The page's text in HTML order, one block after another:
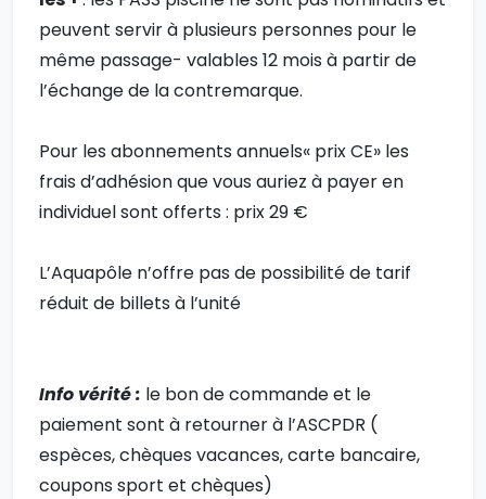
peuvent servir à plusieurs personnes pour le
même passage- valables 12 mois à partir de
l’échange de la contremarque.
Pour les abonnements annuels« prix CE» les
frais d’adhésion que vous auriez à payer en
individuel sont offerts : prix 29 €
L’Aquapôle n’offre pas de possibilité de tarif
réduit de billets à l’unité
Info vérité : le bon de commande et le
paiement sont à retourner à l’ASCPDR (
espèces, chèques vacances, carte bancaire,
coupons sport et chèques)